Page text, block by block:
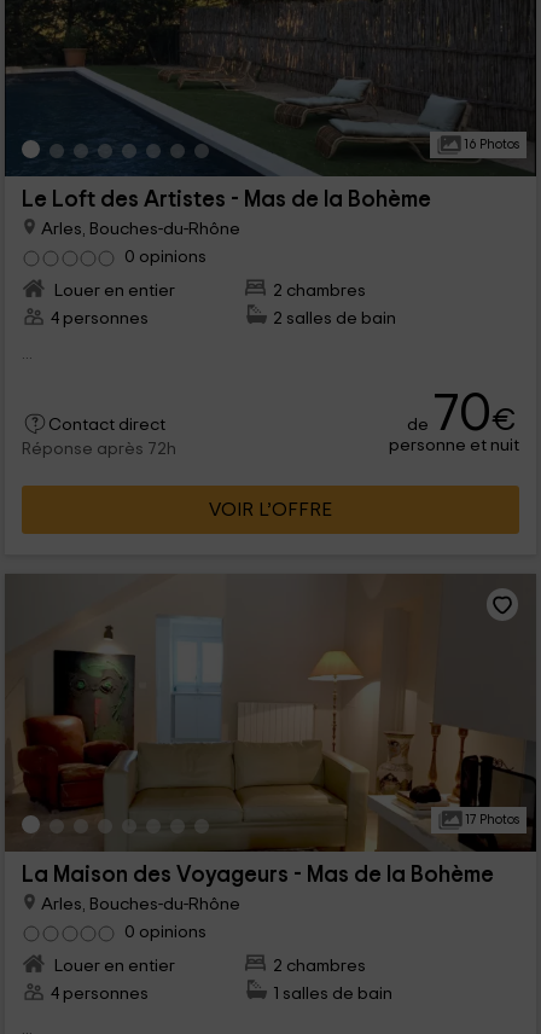
16 Photos
Le Loft des Artistes - Mas de la Bohème
Arles, Bouches-du-Rhône
0 opinions
Louer en entier
2 chambres
4 personnes
2 salles de bain
Contact direct
Réponse après 72h
de 70€
personne et nuit
VOIR L’OFFRE
17 Photos
La Maison des Voyageurs - Mas de la Bohème
Arles, Bouches-du-Rhône
0 opinions
Louer en entier
2 chambres
4 personnes
1 salles de bain